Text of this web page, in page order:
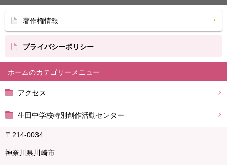
ホーム
アクセス
生田中学校特別創作活動センター
〒214-0034
神奈川県川崎市
著作権情報
プライバシーポリシー